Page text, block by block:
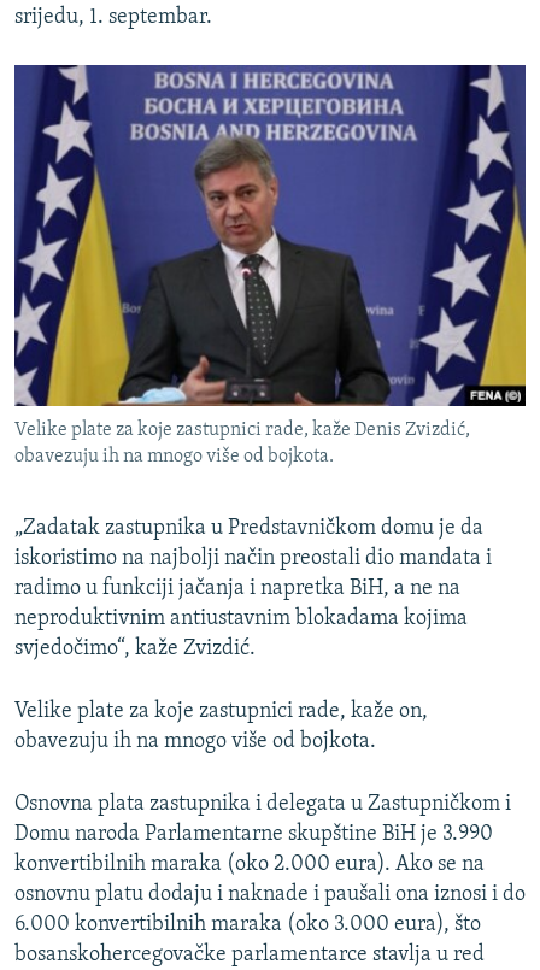
srijedu, 1. septembar.
Velike plate za koje zastupnici rade, kaže Denis Zvizdić,
obavezuju ih na mnogo više od bojkota.
„Zadatak zastupnika u Predstavničkom domu je da
iskoristimo na najbolji način preostali dio mandata i
radimo u funkciji jačanja i napretka BiH, a ne na
neproduktivnim antiustavnim blokadama kojima
svjedočimo“, kaže Zvizdić.
Velike plate za koje zastupnici rade, kaže on,
obavezuju ih na mnogo više od bojkota.
Osnovna plata zastupnika i delegata u Zastupničkom i
Domu naroda Parlamentarne skupštine BiH je 3.990
konvertibilnih maraka (oko 2.000 eura). Ako se na
osnovnu platu dodaju i naknade i paušali ona iznosi i do
6.000 konvertibilnih maraka (oko 3.000 eura), što
bosanskohercegovačke parlamentarce stavlja u red